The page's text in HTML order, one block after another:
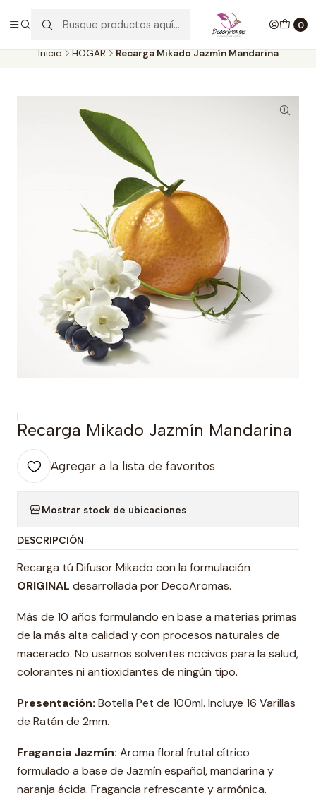
0
Envío GRATIS por compras desde $30.000. SOLO en la provincia de
SANTIAGO. (EXCLUYE CLIENTES MAYORISTAS))
Inicio HOGAR Recarga Mikado Jazmín Mandarina
|
Recarga Mikado Jazmín Mandarina
Agregar a la lista de favoritos
Mostrar stock de ubicaciones
DESCRIPCIÓN
Recarga tú Difusor Mikado con la formulación
ORIGINAL desarrollada por DecoAromas.
Más de 10 años formulando en base a materias primas
de la más alta calidad y con procesos naturales de
macerado. No usamos solventes nocivos para la salud,
colorantes ni antioxidantes de ningún tipo.
Presentación: Botella Pet de 100ml. Incluye 16 Varillas
de Ratán de 2mm.
Fragancia Jazmín: Aroma floral frutal cítrico
formulado a base de Jazmín español, mandarina y
naranja ácida. Fragancia refrescante y armónica.